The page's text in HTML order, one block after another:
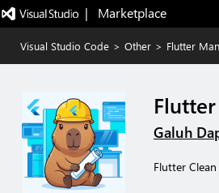
|   Marketplace
Visual Studio Code > Other > Flutter
Galuh
Flutter